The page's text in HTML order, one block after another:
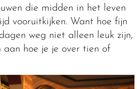
die midden in het leven
vooruitkijken. Want hoe fijn
weg niet alleen leuk zijn,
hoe je je over tien of